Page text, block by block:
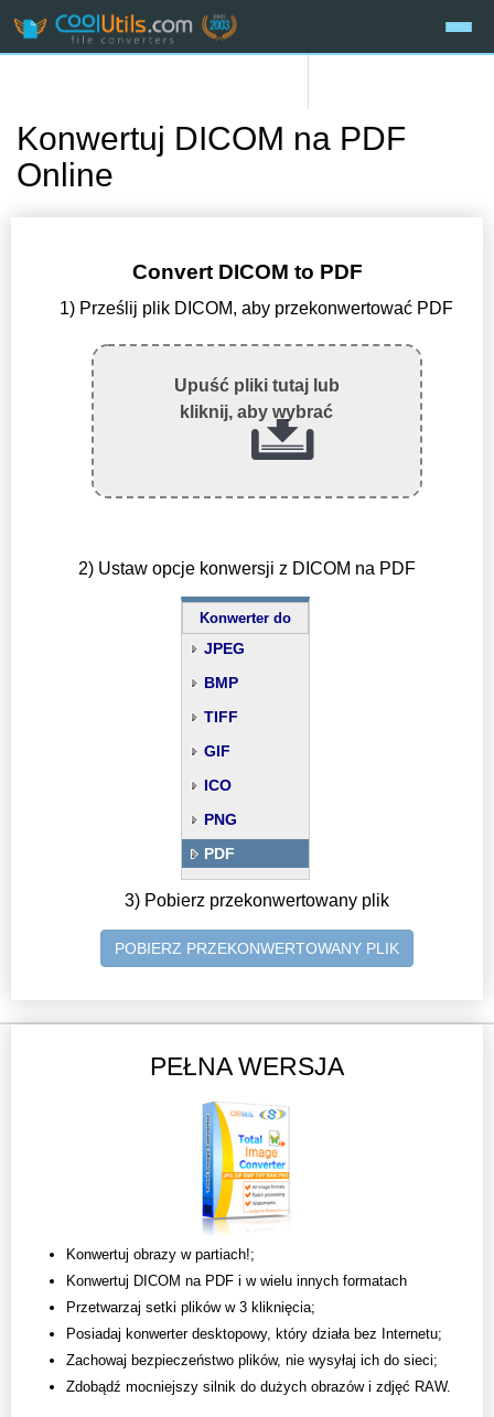
Konwertuj DICOM na PDF
Online
Convert DICOM to PDF
1) Prześlij plik DICOM, aby przekonwertować PDF
Upuść pliki tutaj lub
kliknij, aby wybrać
2) Ustaw opcje konwersji z DICOM na PDF
Konwerter do
JPEG
BMP
TIFF
GIF
ICO
PNG
PDF
3) Pobierz przekonwertowany plik
POBIERZ PRZEKONWERTOWANY PLIK
PEŁNA WERSJA
Konwertuj obrazy w partiach!;
Konwertuj DICOM na PDF i w wielu innych formatach
Przetwarzaj setki plików w 3 kliknięcia;
Posiadaj konwerter desktopowy, który działa bez Internetu;
Zachowaj bezpieczeństwo plików, nie wysyłaj ich do sieci;
Zdobądź mocniejszy silnik do dużych obrazów i zdjęć RAW.